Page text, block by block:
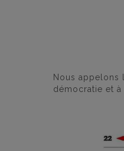
Nous appelons
démocratie et